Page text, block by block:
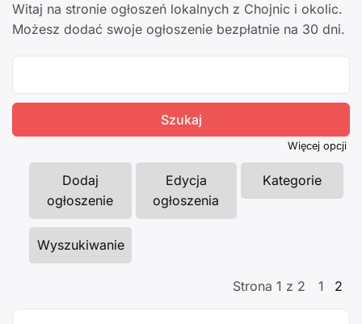
Witaj na stronie ogłoszeń lokalnych z Chojnic i okolic.
Możesz dodać swoje ogłoszenie bezpłatnie na 30 dni.
Więcej opcji
Dodaj
ogłoszenie
Edycja
ogłoszenia
Kategorie
Wyszukiwanie
Strona 1 z 2 1 2